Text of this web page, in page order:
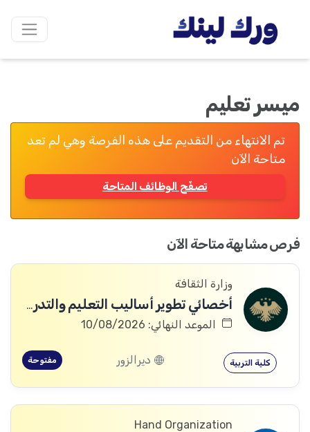
ميسر تعليم
تم الانتهاء من التقديم على هذه الفرصة وهي لم تعد
متاحة الآن
تصفّح الوظائف المتاحة
فرص مشابهة متاحة الآن
وزارة الثقافة
أخصائي تطوير أساليب التعليم والتدريب
الموعد النهائي: 10/08/2026
كلية التربية ديرالزور مفتوحة
Hand Organization